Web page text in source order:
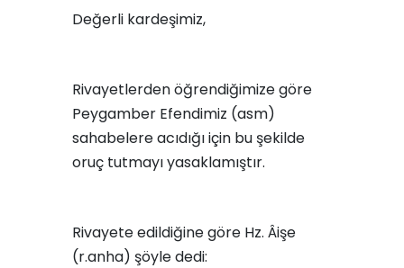
Değerli kardeşimiz,
Rivayetlerden öğrendiğimize göre
Peygamber Efendimiz (asm)
sahabelere acıdığı için bu şekilde
oruç tutmayı yasaklamıştır.
Rivayete edildiğine göre Hz. Âişe
(r.anha) şöyle dedi: